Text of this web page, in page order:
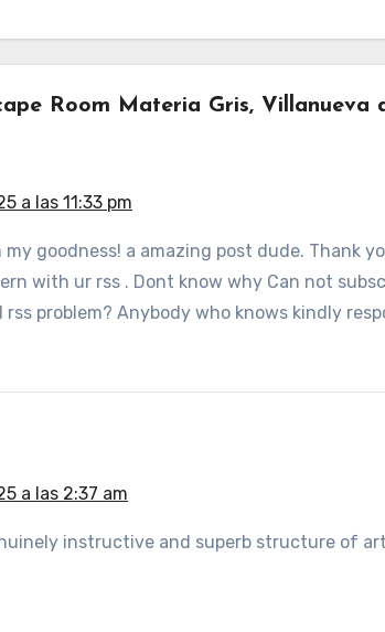
Room Materia Gris, Villanueva
a las 11:33 pm
goodness! a amazing post dude. Thank
with ur rss . Dont know why Can not
problem? Anybody who knows kindly
a las 2:37 am
instructive and superb structure of